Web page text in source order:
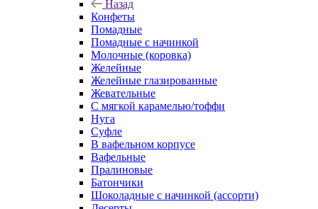
Назад
Конфеты
Помадные
Помадные с начинкой
Молочные (коровка)
Желейные
Желейные глазированные
Жевательные
С мягкой карамелью/тоффи
Нуга
Суфле
В вафельном корпусе
Вафельные
Пралиновые
Батончики
Шоколадные с начинкой (ассорти)